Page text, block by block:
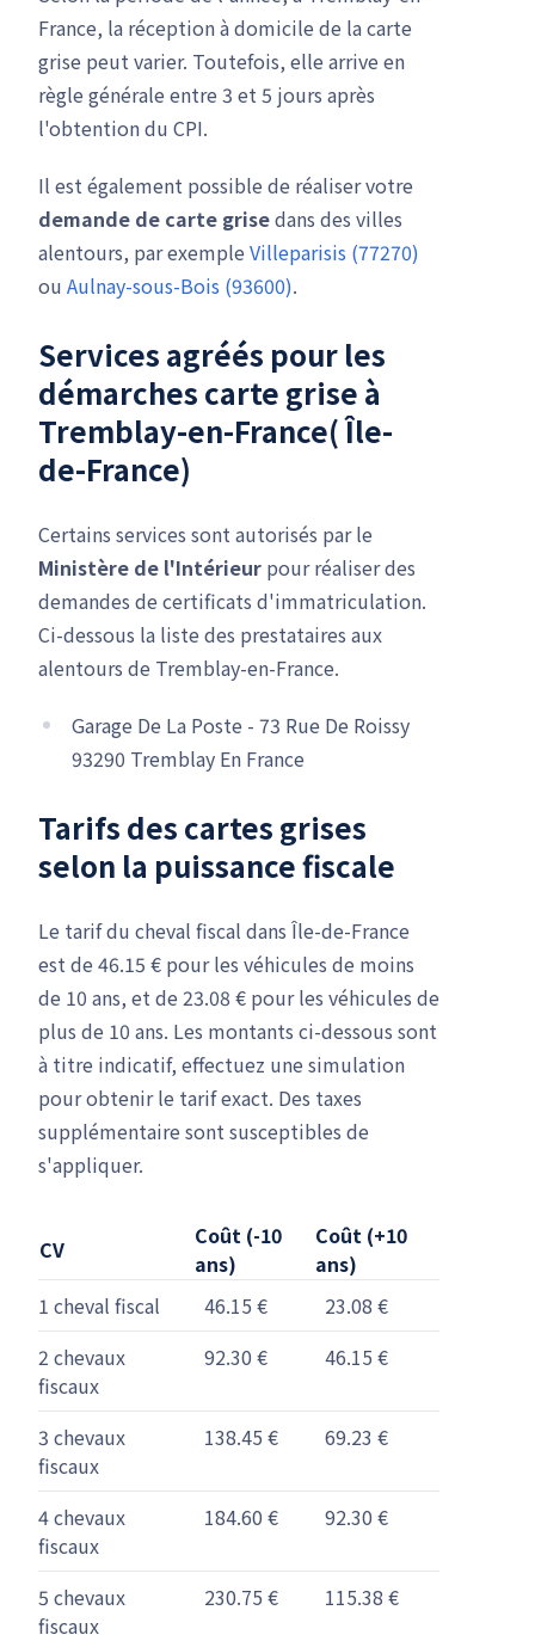
France, la réception à domicile de la carte
grise peut varier. Toutefois, elle arrive en
règle générale entre 3 et 5 jours après
l'obtention du CPI.
Il est également possible de réaliser votre
demande de carte grisedans des villes
alentours, par exemple Villeparisis (77270)
ou Aulnay-sous-Bois (93600).
Services agréés pour les
démarches carte grise à
Tremblay-en-France( Île-
de-France)
Certains services sont autorisés par le
Ministère de l'Intérieur pour réaliser des
demandes de certificats d'immatriculation.
Ci-dessous la liste des prestataires aux
alentours de Tremblay-en-France.
Garage De La Poste - 73 Rue De Roissy
93290 Tremblay En France
Tarifs des cartes grises
selon la puissance fiscale
Le tarif du cheval fiscal dans Île-de-France
est de 46.15 € pour les véhicules de moins
de 10 ans, et de 23.08 € pour les véhicules de
plus de 10 ans. Les montants ci-dessous sont
à titre indicatif, effectuez une simulation
pour obtenir le tarif exact. Des taxes
supplémentaire sont susceptibles de
s'appliquer.
CV
Coût (-10
ans)
Coût (+10
ans)
1 cheval fiscal
46.15 €
23.08 €
2 chevaux
fiscaux
92.30 € 46.15 €
3 chevaux
fiscaux
138.45 € 69.23 €
4 chevaux
fiscaux
184.60 € 92.30 €
5 chevaux
fiscaux
230.75 € 115.38 €